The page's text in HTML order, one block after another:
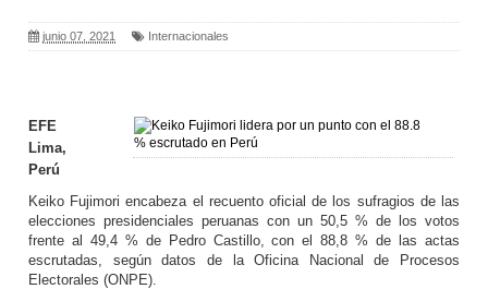
junio 07, 2021 Internacionales
EFE
Lima,
Perú
Keiko Fujimori encabeza el recuento oficial de los sufragios de las
elecciones presidenciales peruanas con un 50,5 % de los votos
frente al 49,4 % de Pedro Castillo, con el 88,8 % de las actas
escrutadas, según datos de la Oficina Nacional de Procesos
Electorales (ONPE).